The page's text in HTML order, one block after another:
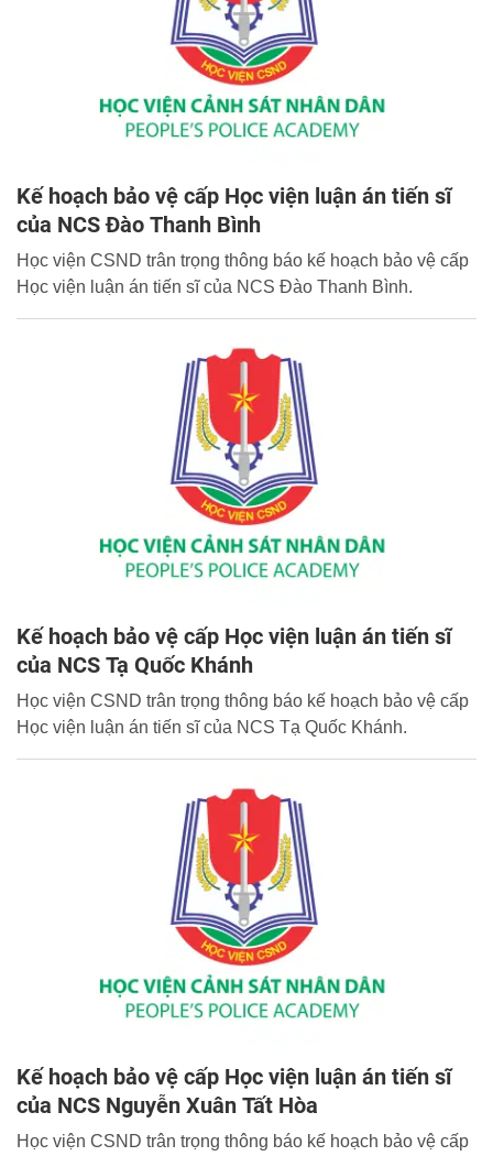
Kế hoạch bảo vệ cấp Học viện luận án tiến sĩ
của NCS Đào Thanh Bình
Học viện CSND trân trọng thông báo kế hoạch bảo vệ cấp
Học viện luận án tiến sĩ của NCS Đào Thanh Bình.
Kế hoạch bảo vệ cấp Học viện luận án tiến sĩ
của NCS Tạ Quốc Khánh
Học viện CSND trân trọng thông báo kế hoạch bảo vệ cấp
Học viện luận án tiến sĩ của NCS Tạ Quốc Khánh.
Kế hoạch bảo vệ cấp Học viện luận án tiến sĩ
của NCS Nguyễn Xuân Tất Hòa
Học viện CSND trân trọng thông báo kế hoạch bảo vệ cấp